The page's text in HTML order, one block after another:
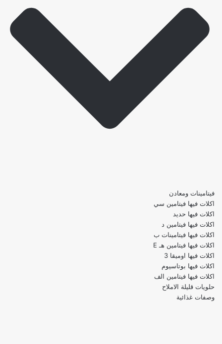
فيتامينات ومعادن
اكلات فيها فيتامين سي
اكلات فيها حديد
اكلات فيها فيتامين د
اكلات فيها فيتامينات ب
اكلات فيها فيتامين هـ E
اكلات فيها اوميقا 3
اكلات فيها بوتاسيوم
اكلات فيها فيتامين الف
حلويات قليلة الاملاح
وصفات غذائية